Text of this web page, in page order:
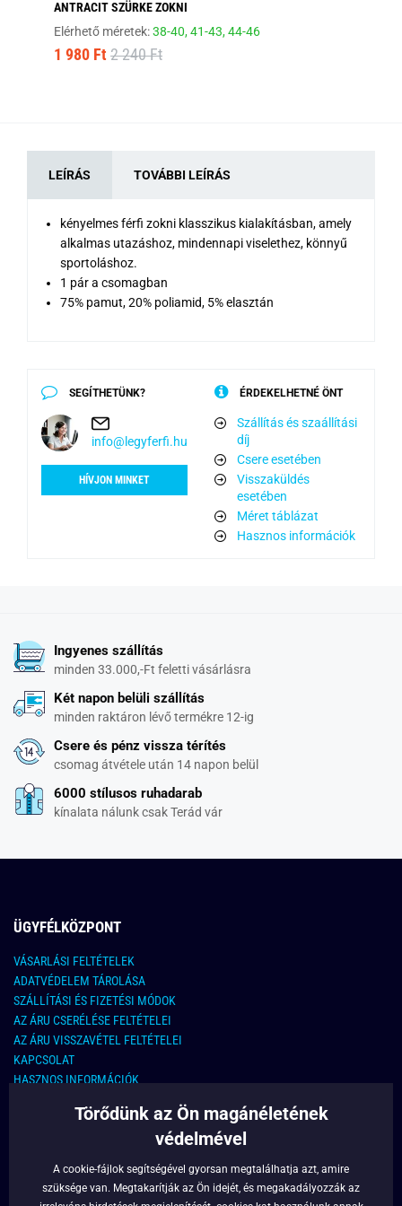
ANTRACIT SZÜRKE ZOKNI
Elérhető méretek:38-40,41-43,44-46
1 980 Ft 2 240 Ft
LEÍRÁS TOVÁBBI LEÍRÁS
kényelmes férfi zokni klasszikus kialakításban, amely
alkalmas utazáshoz, mindennapi viselethez, könnyű
sportoláshoz.
1 pár a csomagban
75% pamut, 20% poliamid, 5% elasztán
SEGÍTHETÜNK?
info@legyferfi.hu
HÍVJON MINKET
ÉRDEKELHETNÉ ÖNT
Szállítás és szaállítási
díj
Csere esetében
Visszaküldés
esetében
Méret táblázat
Hasznos információk
Ingyenes szállítás
minden 33.000,-Ft feletti vásárlásra
Két napon belüli szállítás
minden raktáron lévő termékre 12-ig
Csere és pénz vissza térítés
csomag átvétele után 14 napon belül
6000 stílusos ruhadarab
kínalata nálunk csak Terád vár
ÜGYFÉLKÖZPONT
VÁSARLÁSI FELTÉTELEK
ADATVÉDELEM TÁROLÁSA
SZÁLLÍTÁSI ÉS FIZETÉSI MÓDOK
AZ ÁRU CSERÉLÉSE FELTÉTELEI
AZ ÁRU VISSZAVÉTEL FELTÉTELEI
KAPCSOLAT
HASZNOS INFORMÁCIÓK
KAPCSOLAT
info@legyferfi.hu
FONTOS INFORMÁCIÓK
Törődünk az Ön magánéletének
védelmével
A cookie-fájlok segítségével gyorsan megtalálhatja azt, amire
szüksége van. Megtakarítják az Ön idejét, és megakadályozzák az